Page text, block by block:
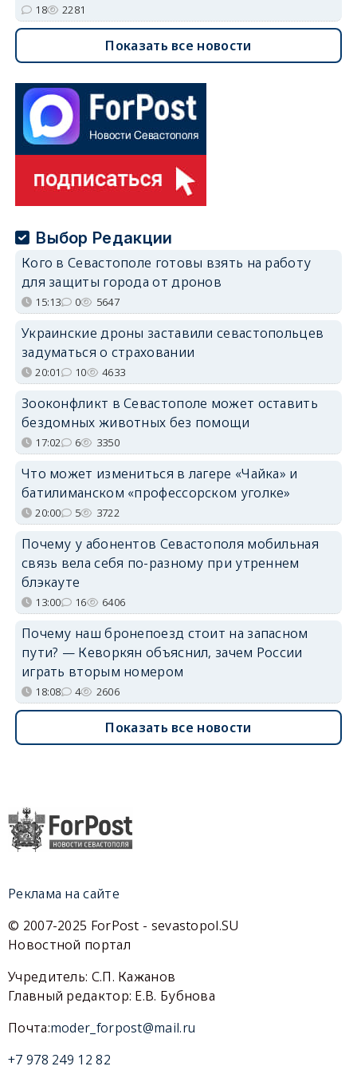
18 2281
Показать все новости
Выбор Редакции
Кого в Севастополе готовы взять на работу
для защиты города от дронов
15:13 0 5647
Украинские дроны заставили севастопольцев
задуматься о страховании
20:01 10 4633
Зооконфликт в Севастополе может оставить
бездомных животных без помощи
17:02 6 3350
Что может измениться в лагере «Чайка» и
батилиманском «профессорском уголке»
20:00 5 3722
Почему у абонентов Севастополя мобильная
связь вела себя по-разному при утреннем
блэкауте
13:00 16 6406
Почему наш бронепоезд стоит на запасном
пути? — Кеворкян объяснил, зачем России
играть вторым номером
18:08 4 2606
Показать все новости
Реклама на сайте
© 2007-2025 ForPost - sevastopol.SU
Новостной портал
Учредитель: С.П. Кажанов
Главный редактор: Е.В. Бубнова
Почта:moder_forpost@mail.ru
+7 978 249 12 82